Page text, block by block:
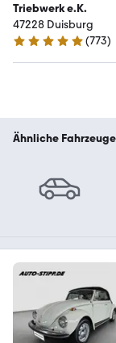
Triebwerk e.K.
47228 Duisburg
4.9 Sterne
(773)
Ähnliche